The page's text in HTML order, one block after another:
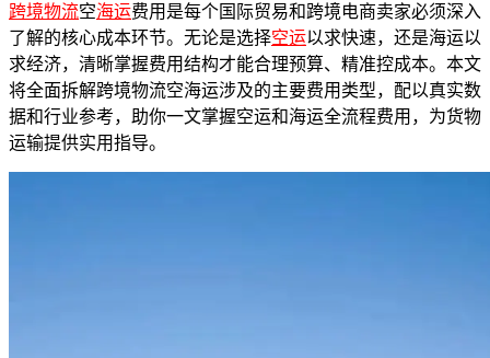
跨境物流空海运费用是每个国际贸易和跨境电商卖家必须深入
了解的核心成本环节。无论是选择空运以求快速，还是海运以
求经济，清晰掌握费用结构才能合理预算、精准控成本。本文
将全面拆解跨境物流空海运涉及的主要费用类型，配以真实数
据和行业参考，助你一文掌握空运和海运全流程费用，为货物
运输提供实用指导。